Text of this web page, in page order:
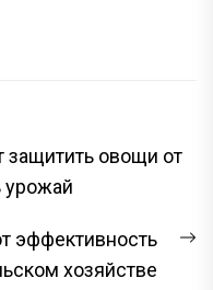
овощи от
урожай
эффективность
хозяйстве